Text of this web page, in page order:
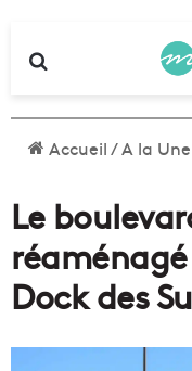
Accueil/A la Une
Le
Dock des